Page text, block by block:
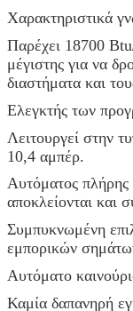
Χαρακτηριστικά
Παρέχει 18700
μέγιστης για να
διαστήματα και
Ελεγκτής των
Λειτουργεί στην
10,4 αμπέρ.
Αυτόματος
αποκλείονται και
Συμπυκνωμένη
εμπορικών
Αυτόματο
Καμία δαπανηρή